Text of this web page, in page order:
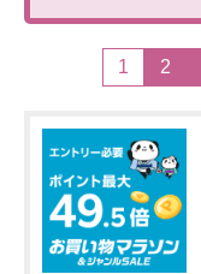
1 2